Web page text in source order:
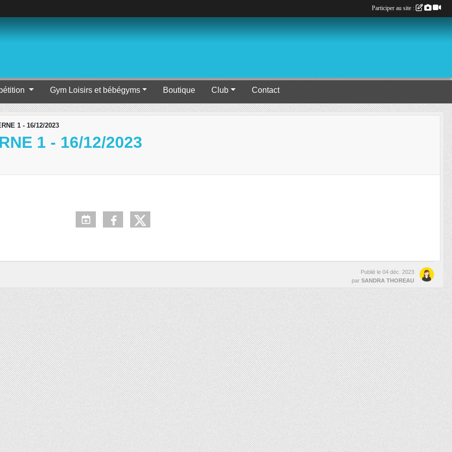
Gym Loisirs et bébégyms Boutique Club Contact
1 - 16/12/2023
1 - 16/12/2023
Publié le 04 déc. 2023
par SANDRA THOREAU
Participer au site :